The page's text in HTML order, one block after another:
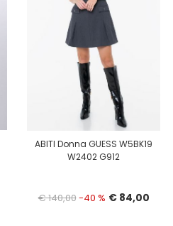
ABITI Donna GUESS W5BK19
W2402 G912
€ 140,00-40 % € 84,00